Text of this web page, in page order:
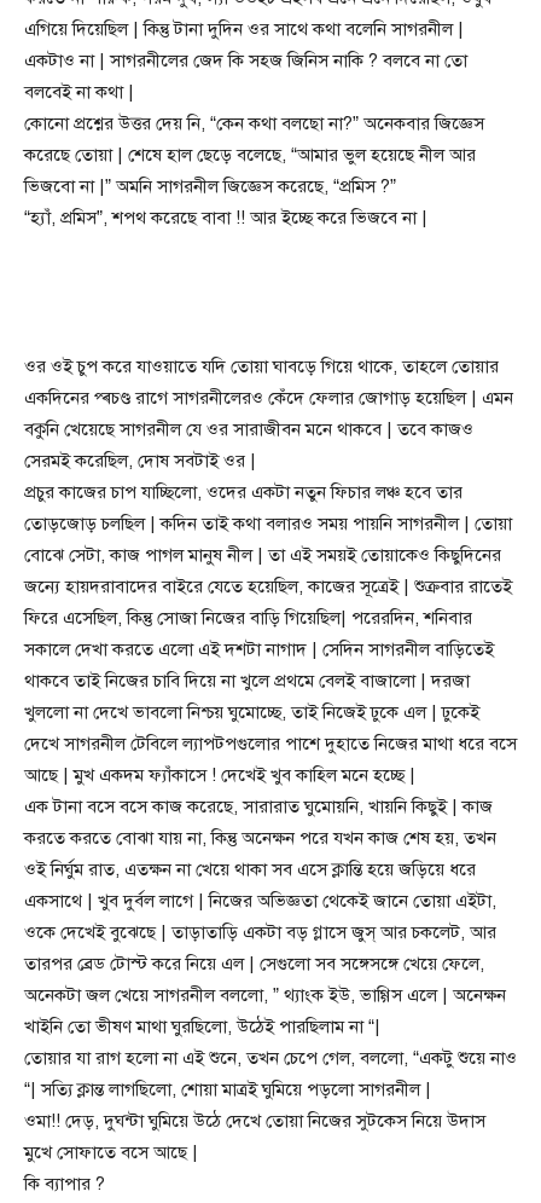
এগিয়ে দিয়েছিল | কিন্তু টানা দুদিন ওর সাথে কথা বলেনি সাগরনীল |
একটাও না | সাগরনীলের জেদ কি সহজ জিনিস নাকি ? বলবে না তো
বলবেই না কথা |
কোনো প্রশ্নের উত্তর দেয় নি, “কেন কথা বলছো না?” অনেকবার জিজ্ঞেস
করেছে তোয়া | শেষে হাল ছেড়ে বলেছে, “আমার ভুল হয়েছে নীল আর
ভিজবো না |” অমনি সাগরনীল জিজ্ঞেস করেছে, “প্রমিস ?”
“হ্যাঁ, প্রমিস”, শপথ করেছে বাবা !! আর ইচ্ছে করে ভিজবে না |
ওর ওই চুপ করে যাওয়াতে যদি তোয়া ঘাবড়ে গিয়ে থাকে, তাহলে তোয়ার
একদিনের প্ৰচণ্ড রাগে সাগরনীলেরও কেঁদে ফেলার জোগাড় হয়েছিল | এমন
বকুনি খেয়েছে সাগরনীল যে ওর সারাজীবন মনে থাকবে | তবে কাজও
সেরমই করেছিল, দোষ সবটাই ওর |
প্রচুর কাজের চাপ যাচ্ছিলো, ওদের একটা নতুন ফিচার লঞ্চ হবে তার
তোড়জোড় চলছিল | কদিন তাই কথা বলারও সময় পায়নি সাগরনীল | তোয়া
বোঝে সেটা, কাজ পাগল মানুষ নীল | তা এই সময়ই তোয়াকেও কিছুদিনের
জন্যে হায়দরাবাদের বাইরে যেতে হয়েছিল, কাজের সূত্রেই | শুক্রবার রাতেই
ফিরে এসেছিল, কিন্তু সোজা নিজের বাড়ি গিয়েছিল| পরেরদিন, শনিবার
সকালে দেখা করতে এলো এই দশটা নাগাদ | সেদিন সাগরনীল বাড়িতেই
থাকবে তাই নিজের চাবি দিয়ে না খুলে প্রথমে বেলই বাজালো | দরজা
খুললো না দেখে ভাবলো নিশ্চয় ঘুমোচ্ছে, তাই নিজেই ঢুকে এল | ঢুকেই
দেখে সাগরনীল টেবিলে ল্যাপটপগুলোর পাশে দুহাতে নিজের মাথা ধরে বসে
আছে | মুখ একদম ফ্যাঁকাসে ! দেখেই খুব কাহিল মনে হচ্ছে |
এক টানা বসে বসে কাজ করেছে, সারারাত ঘুমোয়নি, খায়নি কিছুই | কাজ
করতে করতে বোঝা যায় না, কিন্তু অনেক্ষন পরে যখন কাজ শেষ হয়, তখন
ওই নির্ঘুম রাত, এতক্ষন না খেয়ে থাকা সব এসে ক্লান্তি হয়ে জড়িয়ে ধরে
একসাথে | খুব দুর্বল লাগে | নিজের অভিজ্ঞতা থেকেই জানে তোয়া এইটা,
ওকে দেখেই বুঝেছে | তাড়াতাড়ি একটা বড় গ্লাসে জুস্ আর চকলেট, আর
তারপর ব্রেড টোস্ট করে নিয়ে এল | সেগুলো সব সঙ্গেসঙ্গে খেয়ে ফেলে,
অনেকটা জল খেয়ে সাগরনীল বললো, ” থ্যাংক ইউ, ভাগ্গিস এলে | অনেক্ষন
খাইনি তো ভীষণ মাথা ঘুরছিলো, উঠেই পারছিলাম না “|
তোয়ার যা রাগ হলো না এই শুনে, তখন চেপে গেল, বললো, “একটু শুয়ে নাও
“| সত্যি ক্লান্ত লাগছিলো, শোয়া মাত্রই ঘুমিয়ে পড়লো সাগরনীল |
ওমা!! দেড়, দুঘন্টা ঘুমিয়ে উঠে দেখে তোয়া নিজের সুটকেস নিয়ে উদাস
মুখে সোফাতে বসে আছে |
কি ব্যাপার ?